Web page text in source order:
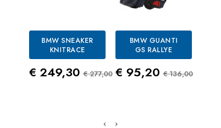
BMW SNEAKER
KNITRACE
Prezzo
€ 249,30 Prezzo Standard
€ 277,00
BMW GUANTI
GS RALLYE
Prezzo
€ 95,20 Prezzo
€ 136,00